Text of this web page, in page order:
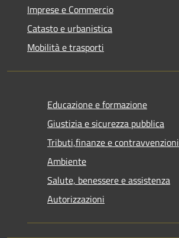
Imprese e Commercio
Catasto e urbanistica
Mobilità e trasporti
Educazione e formazione
Giustizia e sicurezza pubblica
Tributi,finanze e contravvenzioni
Ambiente
Salute, benessere e assistenza
Autorizzazioni